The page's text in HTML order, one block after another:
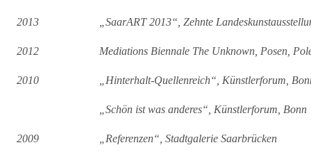
2013 „SaarART 2013“, Zehnte
2012 Mediations Biennale The Unknown, Posen,
2010 „Hinterhalt-Quellenreich“, Künstlerforum,
„Schön ist was anderes“, Künstlerforum, Bonn
2009 „Referenzen“, Stadtgalerie Saarbrücken